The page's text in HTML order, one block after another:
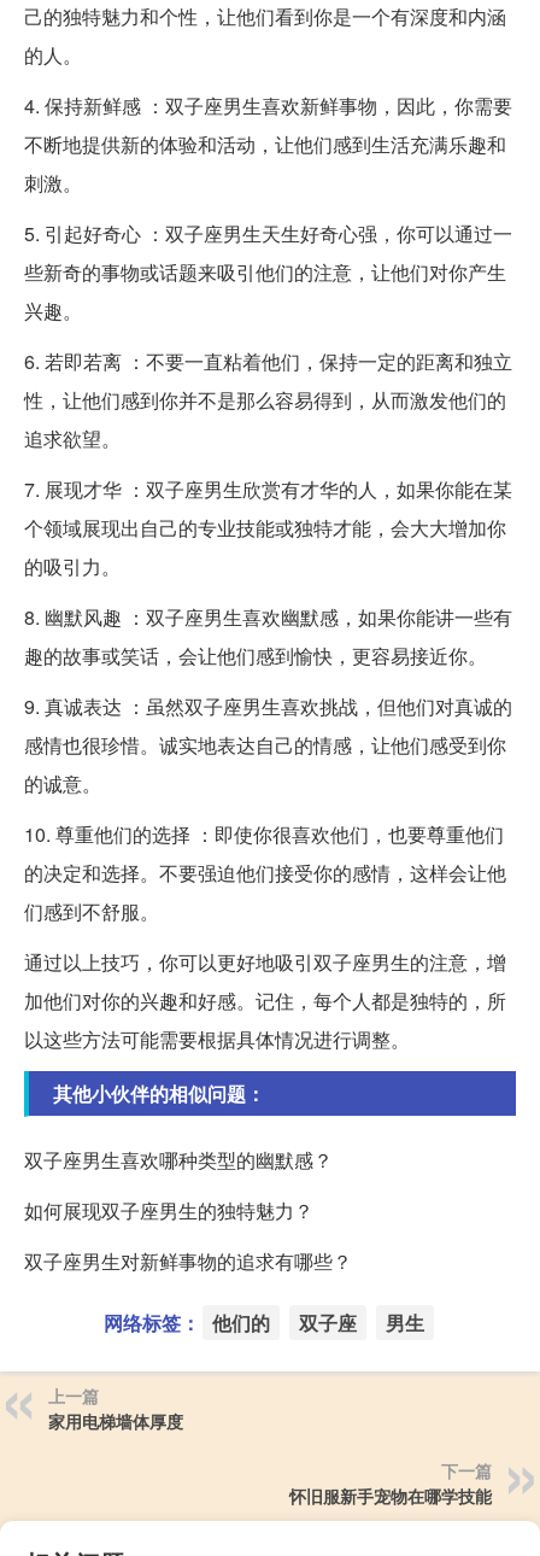
己的独特魅力和个性，让他们看到你是一个有深度和内涵
的人。
4. 保持新鲜感 ：双子座男生喜欢新鲜事物，因此，你需要
不断地提供新的体验和活动，让他们感到生活充满乐趣和
刺激。
5. 引起好奇心 ：双子座男生天生好奇心强，你可以通过一
些新奇的事物或话题来吸引他们的注意，让他们对你产生
兴趣。
6. 若即若离 ：不要一直粘着他们，保持一定的距离和独立
性，让他们感到你并不是那么容易得到，从而激发他们的
追求欲望。
7. 展现才华 ：双子座男生欣赏有才华的人，如果你能在某
个领域展现出自己的专业技能或独特才能，会大大增加你
的吸引力。
8. 幽默风趣 ：双子座男生喜欢幽默感，如果你能讲一些有
趣的故事或笑话，会让他们感到愉快，更容易接近你。
9. 真诚表达 ：虽然双子座男生喜欢挑战，但他们对真诚的
感情也很珍惜。诚实地表达自己的情感，让他们感受到你
的诚意。
10. 尊重他们的选择 ：即使你很喜欢他们，也要尊重他们
的决定和选择。不要强迫他们接受你的感情，这样会让他
们感到不舒服。
通过以上技巧，你可以更好地吸引双子座男生的注意，增
加他们对你的兴趣和好感。记住，每个人都是独特的，所
以这些方法可能需要根据具体情况进行调整。
其他小伙伴的相似问题：
双子座男生喜欢哪种类型的幽默感？
如何展现双子座男生的独特魅力？
双子座男生对新鲜事物的追求有哪些？
网络标签： 他们的 双子座 男生
上一篇
家用电梯墙体厚度
下一篇
怀旧服新手宠物在哪学技能